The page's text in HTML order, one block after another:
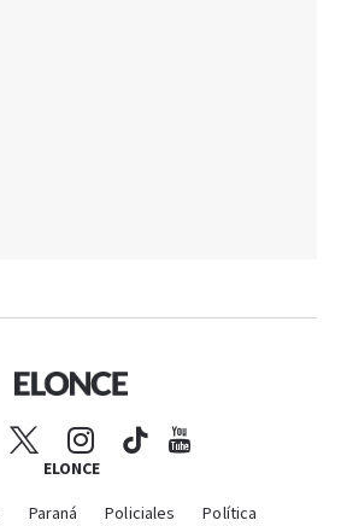
ELONCE
Paraná Policiales Política